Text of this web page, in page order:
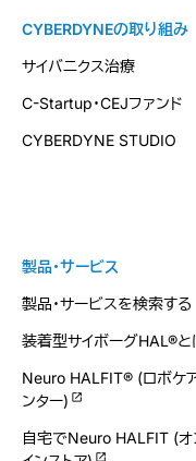
製品・サービス
製品・サービスを検索する
装着型サイボーグHAL®と
Neuro HALFIT® (ロボケ
ンター)
自宅でNeuro HALFIT (オ
CYBERDYNEの取り組み
サイバニクス治療
C-Startup・CEJファンド
CYBERDYNE STUDIO